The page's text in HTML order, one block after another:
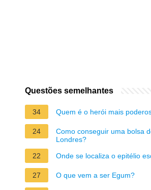
Questões semelhantes
34 Quem é o herói mais
24
Como conseguir uma bolsa
Londres?
22
Onde se localiza o epitélio
27 O que vem a ser Egum?